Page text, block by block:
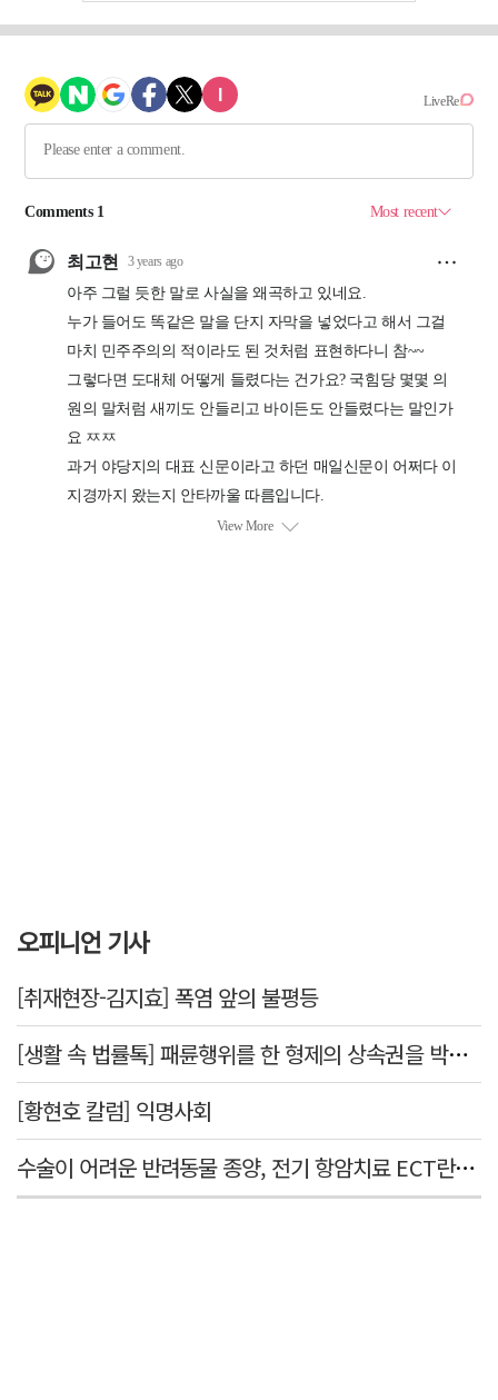
오피니언 기사
[취재현장-김지효] 폭염 앞의 불평등
[생활 속 법률톡] 패륜행위를 한 형제의 상속권을 박탈시킬 수 있을까요
[황현호 칼럼] 익명사회
수술이 어려운 반려동물 종양, 전기 항암치료 ECT란? [반려동물 건강톡톡]